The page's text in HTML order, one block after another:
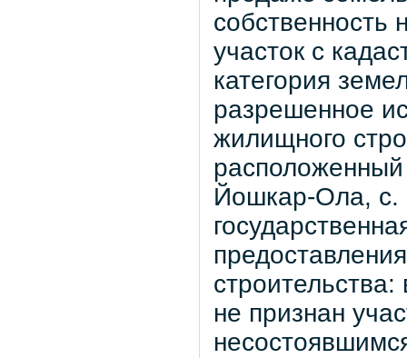
собственность
участок с
категория
разрешенное
жилищного
Йошкар-Ола, с.
не признан